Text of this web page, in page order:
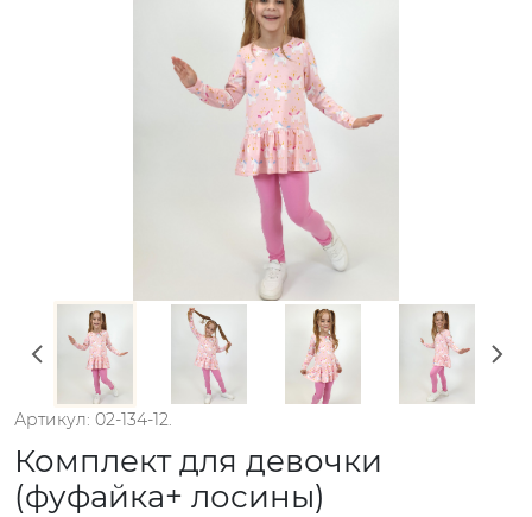
Артикул: 02-134-12.
Комплект для девочки
(фуфайка+ лосины)